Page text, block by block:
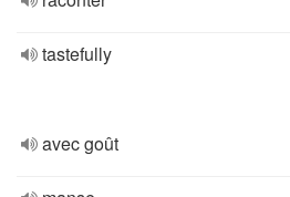
tastefully
avec goût